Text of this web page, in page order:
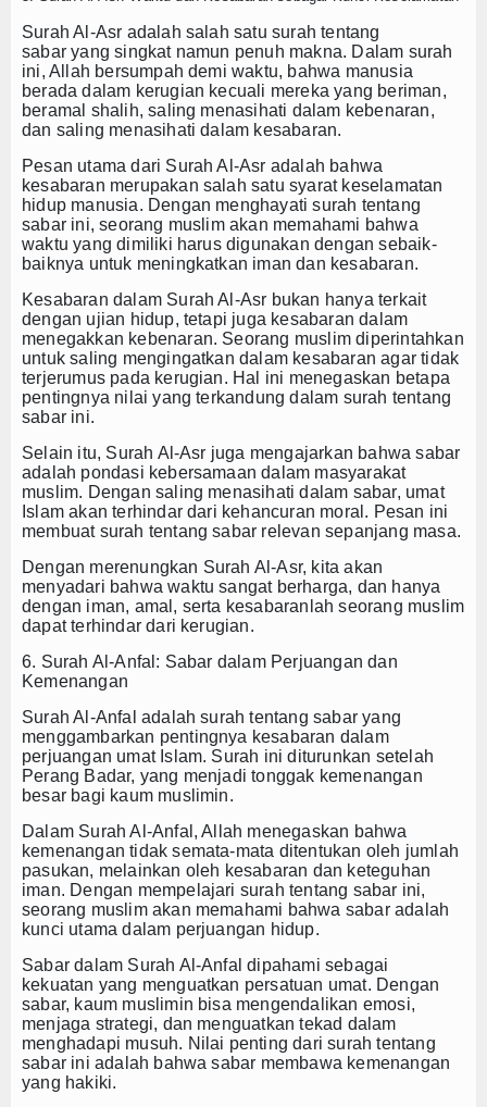
Surah Al-Asr adalah salah satusurah tentang
sabaryang singkat namun penuh makna. Dalam surah
ini, Allah bersumpah demi waktu, bahwa manusia
berada dalam kerugian kecuali mereka yang beriman,
beramal shalih, saling menasihati dalam kebenaran,
dan saling menasihati dalam kesabaran.
Pesan utama dari Surah Al-Asr adalah bahwa
kesabaran merupakan salah satu syarat keselamatan
hidup manusia. Dengan menghayatisurah tentang
sabarini, seorang muslim akan memahami bahwa
waktu yang dimiliki harus digunakan dengan sebaik-
baiknya untuk meningkatkan iman dan kesabaran.
Kesabaran dalam Surah Al-Asr bukan hanya terkait
dengan ujian hidup, tetapi juga kesabaran dalam
menegakkan kebenaran. Seorang muslim diperintahkan
untuk saling mengingatkan dalam kesabaran agar tidak
terjerumus pada kerugian. Hal ini menegaskan betapa
pentingnya nilai yang terkandung dalam surah tentang
sabarini.
Selain itu, Surah Al-Asr juga mengajarkan bahwa sabar
adalah pondasi kebersamaan dalam masyarakat
muslim. Dengan saling menasihati dalam sabar, umat
Islam akan terhindar dari kehancuran moral. Pesan ini
membuat surah tentang sabar relevan sepanjang masa.
Dengan merenungkan Surah Al-Asr, kita akan
menyadari bahwa waktu sangat berharga, dan hanya
dengan iman, amal, serta kesabaranlah seorang muslim
dapat terhindar dari kerugian.
6. Surah Al-Anfal: Sabar dalam Perjuangan dan
Kemenangan
Surah Al-Anfal adalahsurah tentang sabar yang
menggambarkan pentingnya kesabaran dalam
perjuangan umat Islam. Surah ini diturunkan setelah
Perang Badar, yang menjadi tonggak kemenangan
besar bagi kaum muslimin.
Dalam Surah Al-Anfal, Allah menegaskan bahwa
kemenangan tidak semata-mata ditentukan oleh jumlah
pasukan, melainkan oleh kesabaran dan keteguhan
iman. Dengan mempelajari surah tentang sabar ini,
seorang muslim akan memahami bahwa sabar adalah
kunci utama dalam perjuangan hidup.
Sabar dalam Surah Al-Anfal dipahami sebagai
kekuatan yang menguatkan persatuan umat. Dengan
sabar, kaum muslimin bisa mengendalikan emosi,
menjaga strategi, dan menguatkan tekad dalam
menghadapi musuh. Nilai penting darisurah tentang
sabarini adalah bahwa sabar membawa kemenangan
yang hakiki.